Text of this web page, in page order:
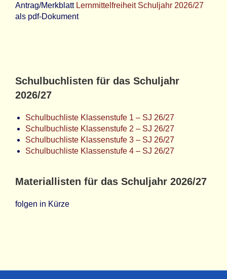
Antrag/Merkblatt Lernmittelfreiheit Schuljahr 2026/27
als pdf-Dokument
Schulbuchlisten für das Schuljahr
2026/27
Schulbuchliste Klassenstufe 1 – SJ 26/27
Schulbuchliste Klassenstufe 2 – SJ 26/27
Schulbuchliste Klassenstufe 3 – SJ 26/27
Schulbuchliste Klassenstufe 4 – SJ 26/27
Materiallisten für das Schuljahr 2026/27
folgen in Kürze